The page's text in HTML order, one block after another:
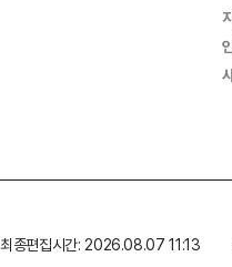
최종편집시간: 2026.08.07 11:13